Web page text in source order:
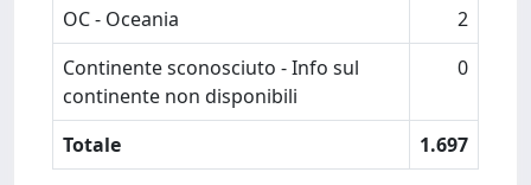
OC - Oceania
2
Continente sconosciuto - Info sul
continente non disponibili
0
Totale 1.697